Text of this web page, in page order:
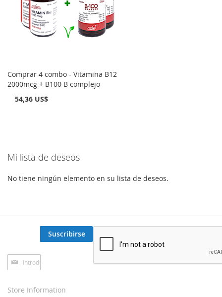
Comprar 4 combo - Vitamina B12
2000mcg + B100 B complejo
54,36 US$
Mi lista de deseos
No tiene ningún elemento en su lista de deseos.
Inscríbase
a
boletín
Suscribirse
Store Information